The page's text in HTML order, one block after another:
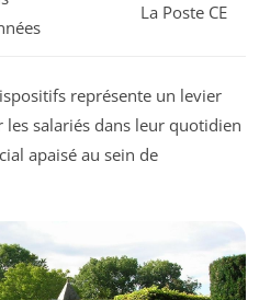
La Poste CE
représente un levier
salariés dans leur quotidien
apaisé au sein de